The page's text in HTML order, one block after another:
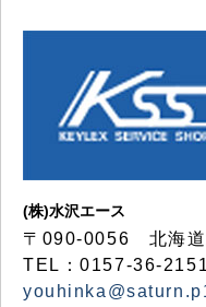
(株)水沢エース
〒090-0056 北海道
TEL：0157-36-